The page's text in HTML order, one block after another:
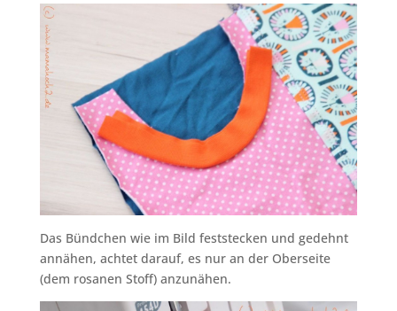
Das Bündchen wie im Bild feststecken und gedehnt
annähen, achtet darauf, es nur an der Oberseite
(dem rosanen Stoff) anzunähen.